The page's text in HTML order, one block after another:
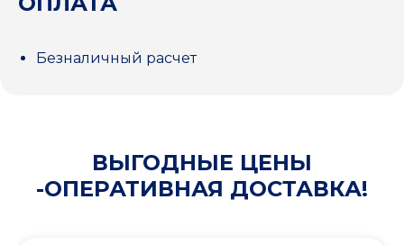
Безналичный расчет
ВЫГОДНЫЕ ЦЕНЫ
-ОПЕРАТИВНАЯ ДОСТАВКА!